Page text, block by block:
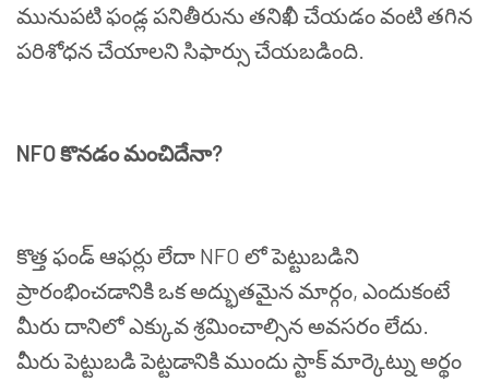
మునుపటిఫండ్ల పనితీరునుతనిఖీ చేయడంవంటితగిన
పరిశోధనచేయాలనిసిఫార్సుచేయబడింది.
NFOకొనడంమంచిదేనా?
కొత్త ఫండ్ ఆఫర్లులేదా NFO లోపెట్టుబడిని
ప్రారంభించడానికిఒకఅద్భుతమైనమార్గం, ఎందుకంటే
మీరుదానిలోఎక్కువశ్రమించాల్సినఅవసరంలేదు.
మీరుపెట్టుబడి పెట్టడానికిముందుస్టాక్మార్కెట్నుఅర్థం